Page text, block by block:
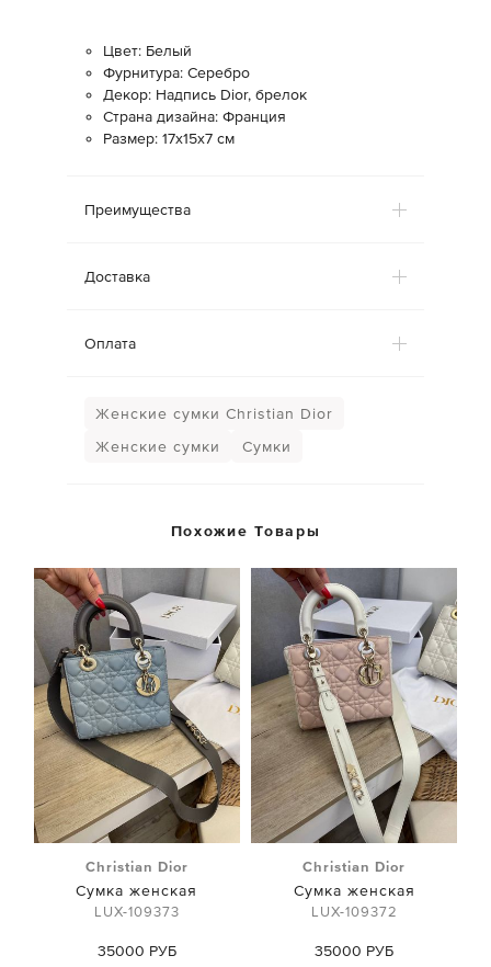
Цвет: Белый
Фурнитура: Серебро
Декор: Надпись Dior, брелок
Страна дизайна: Франция
Размер: 17x15x7 см
Преимущества
Доставка
Оплата
Женские сумки Christian Dior
Женские сумки
Сумки
Похожие Товары
Christian Dior
Сумка женская
LUX-109373
35000 РУБ
Christian Dior
Сумка женская
LUX-109372
35000 РУБ